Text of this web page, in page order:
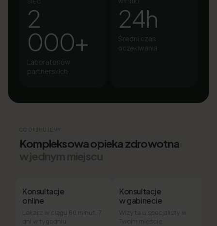
2
000+
Laboratoriów
partnerskich
24h
Średni czas
oczekiwania
CO OFERUJEMY
Kompleksowa opieka zdrowotna
w jednym miejscu
Konsultacje
online
Lekarz w ciągu 60 minut, 7
dni w tygodniu
Konsultacje
w gabinecie
Wizyta u specjalisty w
Twoim mieście